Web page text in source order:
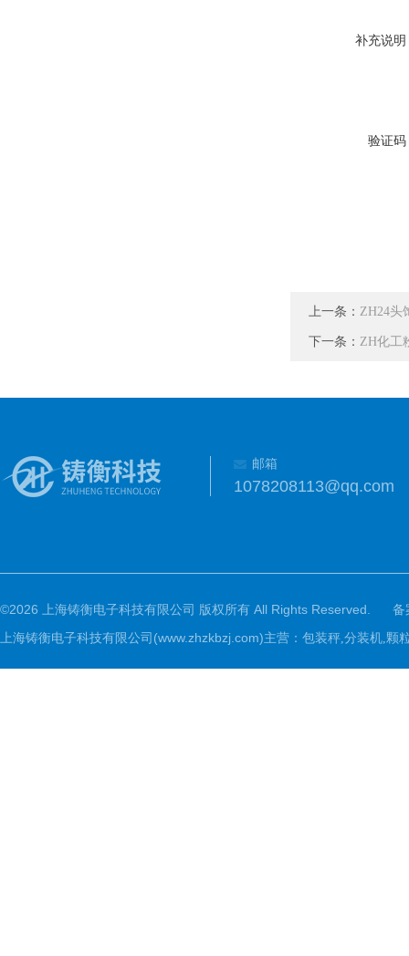
补充说明
验证码
上一条： ZH24头
下一条： ZH化工
邮箱
1078208113@qq.com
©2026 上海铸衡电子科技有限公司 版权所有 All Rights Reserved.
备
上海铸衡电子科技有限公司(www.zhzkbzj.com)主营： 包装秤,分装机,颗